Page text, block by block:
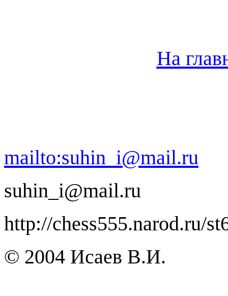
На
mailto:suhin_i@mail.ru
suhin_i@mail.ru
http://chess555.narod.ru/
© 2004 Исаев В.И.